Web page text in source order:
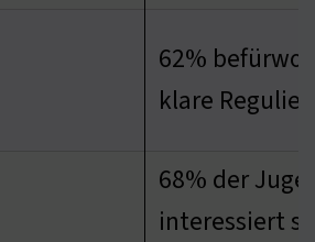
62%
klare
68% der
interessiert